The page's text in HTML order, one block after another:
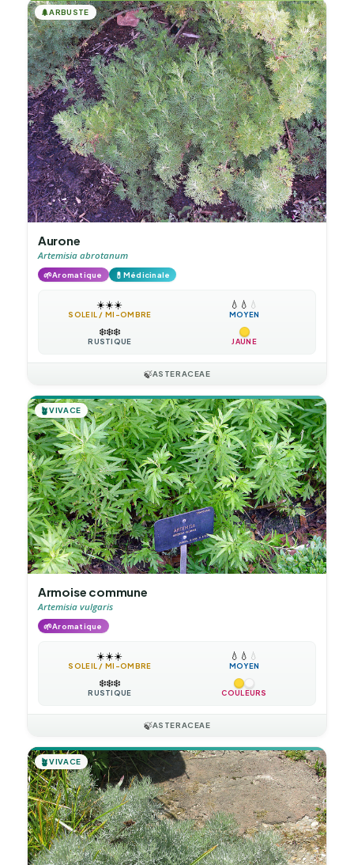
🌲ARBUSTE
Aurone
Artemisia abrotanum
🌱Aromatique 💊 Médicinale
☀️☀️☀️
SOLEIL / MI-OMBRE
💧 💧 💧
MOYEN
❄️❄️❄️
RUSTIQUE JAUNE
🍃ASTERACEAE
🪴VIVACE
Armoise commune
Artemisia vulgaris
🌱Aromatique
☀️☀️☀️
SOLEIL / MI-OMBRE
💧 💧 💧
MOYEN
❄️❄️❄️
RUSTIQUE COULEURS
🍃ASTERACEAE
🪴VIVACE